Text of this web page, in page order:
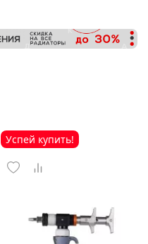
Успей купить!